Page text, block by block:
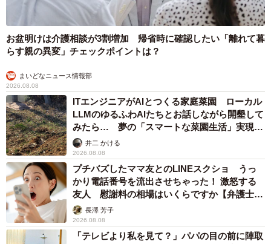
お盆明けは介護相談が3割増加 帰省時に確認したい「離れて暮
らす親の異変」チェックポイントは？
まいどなニュース情報部
2026.08.08
ITエンジニアがAIとつくる家庭菜園 ローカル
LLMのゆるふわAIたちとお話しながら開墾して
みたら… 夢の「スマートな菜園生活」実現な
るか井二 かける
2026.08.08
プチバズしたママ友とのLINEスクショ うっ
かり電話番号を流出させちゃった！ 激怒する
友人 慰謝料の相場はいくらですか【弁護士が
解説】長澤 芳子
2026.08.08
「テレビより私を見て？」パパの目の前に陣取